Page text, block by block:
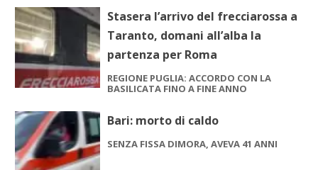
Stasera l’arrivo del frecciarossa a
Taranto, domani all’alba la
partenza per Roma
REGIONE PUGLIA: ACCORDO CON LA
BASILICATA FINO A FINE ANNO
Bari: morto di caldo
SENZA FISSA DIMORA, AVEVA 41 ANNI